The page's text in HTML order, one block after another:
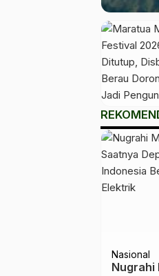
Nasional
Nugrahi